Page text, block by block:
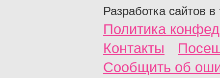
Разработка сайтов в
Политика
Контакты
Сообщить об